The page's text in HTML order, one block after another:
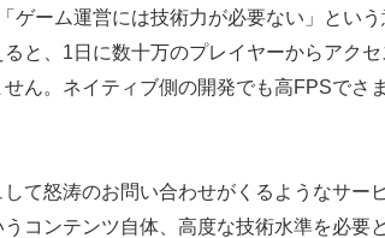
ゲーム運営には技術力が必要ない」とい
と、1日に数十万のプレイヤーからアク
ん。ネイティブ側の開発でも高FPSでさ
て怒涛のお問い合わせがくるようなサー
コンテンツ自体、高度な技術水準を必要